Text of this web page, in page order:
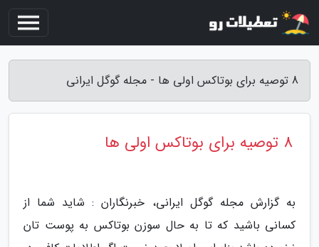
8 توصیه برای بوتاکس اولی ها - مجله گوگل ایرانی
8 توصیه برای بوتاکس اولی ها
به گزارش مجله گوگل ایرانی، خبرنگاران : شاید شما از
کسانی باشید که تا به حال سوزن بوتاکس به پوست تان